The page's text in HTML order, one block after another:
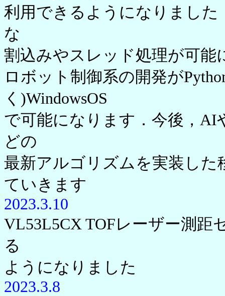
利用できるようになりまし
な
割込みやスレッド処理が可能
ロボット制御系の開発が
く)WindowsOS
で可能になります．今後，AI
どの
最新アルゴリズムを実装し
ていきます
2023.3.10
VL53L5CX TOFレーザー測距
る
ようになりました
2023.3.8